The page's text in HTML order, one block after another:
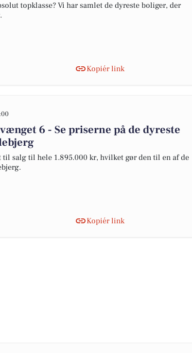
topklasse? Vi har samlet de dyreste boliger, der
Kopiér link
6 - Se priserne på de dyreste
salg til hele 1.895.000 kr, hvilket gør den til en af de
Kopiér link